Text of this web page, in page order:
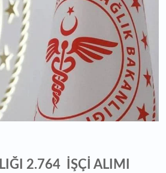
2.764 İŞÇİ ALIMI